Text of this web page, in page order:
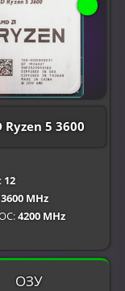
Ryzen 5 3600
12
3600 MHz
4200 MHz
ОЗУ